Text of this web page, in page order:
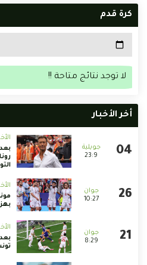
كرة قدم
لا توجد نتائج متاحة !!
أخر الأخبار
23:9
10:27
8:29